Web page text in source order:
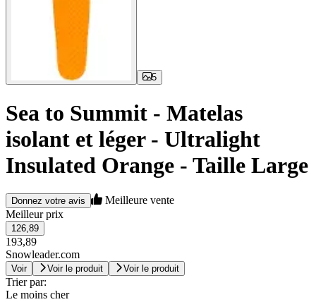
5
Sea to Summit - Matelas
isolant et léger - Ultralight
Insulated Orange - Taille Large
Donnez votre avis
Meilleure vente
Meilleur prix
126,89
193,89
Snowleader.com
Voir Voir le produit Voir le produit
Trier par:
Le moins cher